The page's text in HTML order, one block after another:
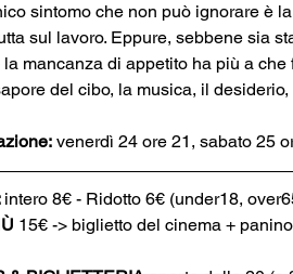
sintomo che non può ignorare è
sul lavoro. Eppure, sebbene sia
mancanza di appetito ha più a
del cibo, la musica, il
venerdì 24 ore 21, sabato 25
intero 8€ - Ridotto 6€ (under18,
15€ -> biglietto del cinema +